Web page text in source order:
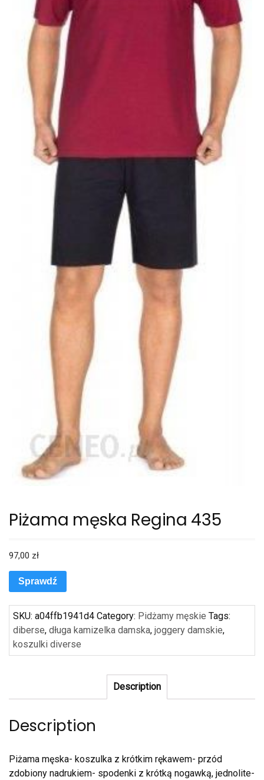
Piżama męska Regina 435
97,00 zł
Sprawdź
SKU: a04ffb1941d4 Category: Pidżamy męskie Tags:
diberse, długa kamizelka damska, joggery damskie,
koszulki diverse
Description
Description
Piżama męska- koszulka z krótkim rękawem- przód
zdobiony nadrukiem- spodenki z krótką nogawką, jednolite-